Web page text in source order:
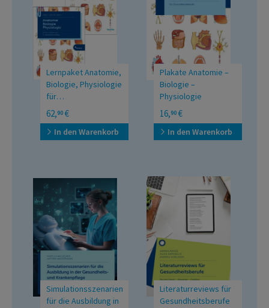
Lernpaket Anatomie,
Biologie, Physiologie
für
Gesundheitsberufe
Lehrbuch/Übungsbuch
62,90 €
In den Warenkorb
Plakate Anatomie –
Biologie –
Physiologie
für Gesundheitsberufe
16,90 €
In den Warenkorb
Simulationsszenarien
für die Ausbildung in
Literaturreviews für
Gesundheitsberufe